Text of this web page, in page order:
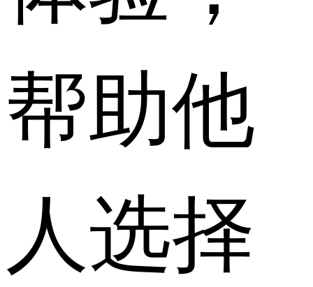
帮助他
人选择